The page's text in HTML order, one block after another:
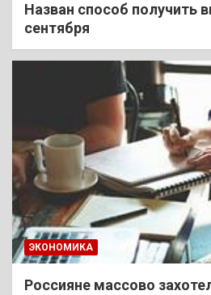
Назван способ получить
сентября
ЭКОНОМИКА
Россияне массово